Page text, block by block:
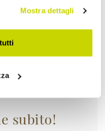
Mostra dettagli
subito!